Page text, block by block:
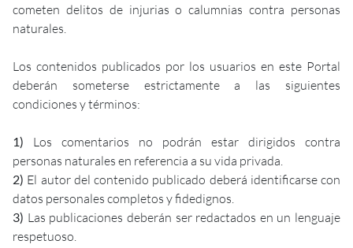
cometen delitos de injurias o calumnias contra personas
naturales.
Los contenidos publicados por los usuarios en este Portal
deberán someterse estrictamente a las siguientes
condiciones y términos:
1) Los comentarios no podrán estar dirigidos contra
personas naturales en referencia a su vida privada.
2) El autor del contenido publicado deberá identificarse con
datos personales completos y fidedignos.
3) Las publicaciones deberán ser redactados en un lenguaje
respetuoso.